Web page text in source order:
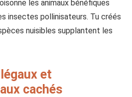
les animaux bénéfiques
insectes pollinisateurs. Tu créés
nuisibles supplantent les
et
cachés